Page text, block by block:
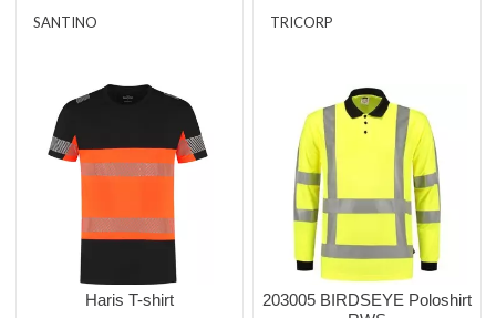
SANTINO
Haris T-shirt
TRICORP
203005 BIRDSEYE Poloshirt